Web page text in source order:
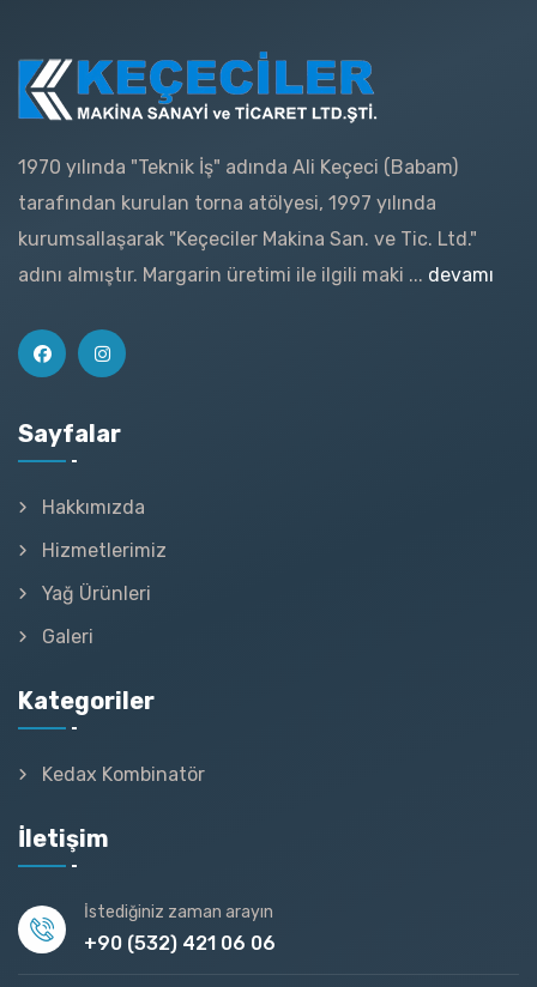
1970 yılında "Teknik İş" adında Ali Keçeci (Babam)
tarafından kurulan torna atölyesi, 1997 yılında
kurumsallaşarak "Keçeciler Makina San. ve Tic. Ltd."
adını almıştır. Margarin üretimi ile ilgili maki ... devamı
Sayfalar
Hakkımızda
Hizmetlerimiz
Yağ Ürünleri
Galeri
Kategoriler
Kedax Kombinatör
İletişim
İstediğiniz zaman arayın
+90 (532) 421 06 06